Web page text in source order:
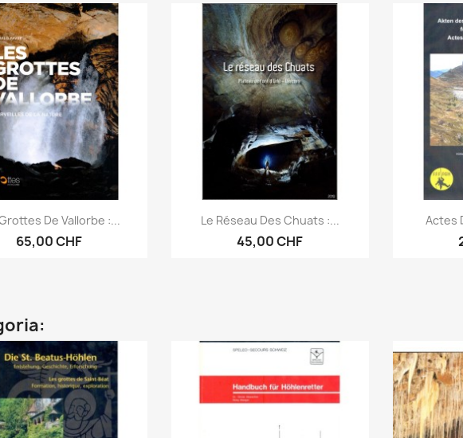
Anteprima
De Vallorbe :...
65,00 CHF
Anteprima
Le Réseau Des Chuats :...
45,00 CHF
Actes